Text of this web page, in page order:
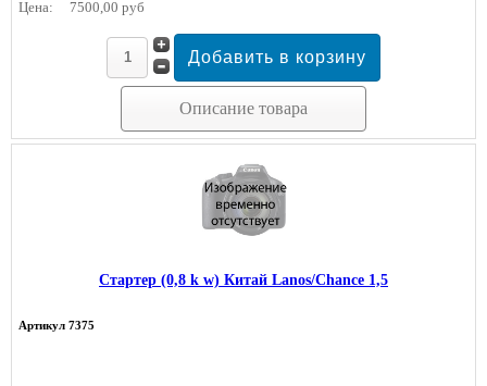
Цена: 7500,00 руб
Описание товара
Стартер (0,8 k w) Китай Lanos/Chance 1,5
Артикул 7375